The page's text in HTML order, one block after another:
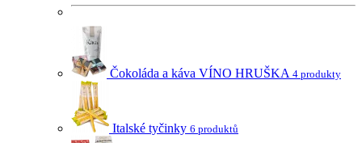
Čokoláda a káva VÍNO HRUŠKA 4 produkty
Italské tyčinky 6 produktů